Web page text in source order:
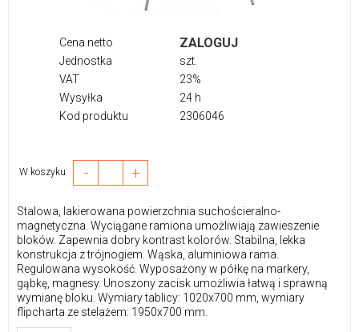
Cena netto ZALOGUJ
Jednostka
szt.
VAT
23%
Wysyłka
24 h
Kod produktu
2306046
W koszyku - +
Stalowa, lakierowana powierzchnia suchościeralno-
magnetyczna. Wyciągane ramiona umożliwiają zawieszenie
bloków. Zapewnia dobry kontrast kolorów. Stabilna, lekka
konstrukcja z trójnogiem. Wąska, aluminiowa rama.
Regulowana wysokość. Wyposażony w półkę na markery,
gąbkę, magnesy. Unoszony zacisk umożliwia łatwą i sprawną
wymianę bloku. Wymiary tablicy: 1020x700 mm, wymiary
flipcharta ze stelażem: 1950x700 mm.